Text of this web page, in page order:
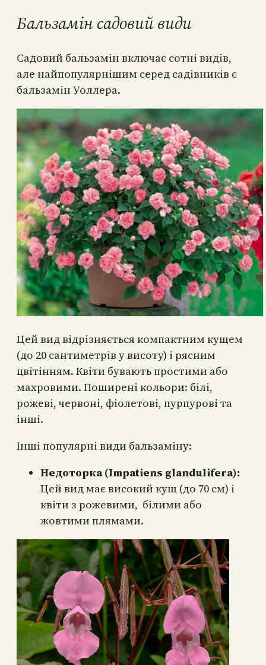
Бальзамін садовий види
Садовий бальзамін включає сотні видів,
але найпопулярнішим серед садівників є
бальзамін Уоллера.
Цей вид відрізняється компактним кущем
(до 20 сантиметрів у висоту) і рясним
цвітінням. Квіти бувають простими або
махровими. Поширені кольори: білі,
рожеві, червоні, фіолетові, пурпурові та
інші.
Інші популярні види бальзаміну:
Недоторка (Impatiens glandulifera):
Цей вид має високий кущ (до 70 см) і
квіти з рожевими, білими або
жовтими плямами.